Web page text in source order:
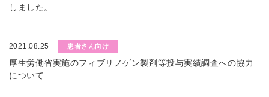
しました。
2021.08.25 患者さん向け
厚生労働省実施のフィブリノゲン製剤等投与実績調査への協力
について